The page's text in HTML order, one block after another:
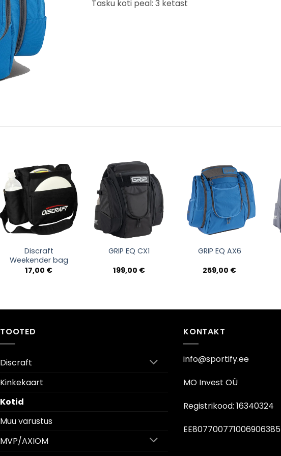
Tasku koti peal: 3 ketast
Discraft
Weekender bag
17,00 €
GRIP EQ CX1
199,00 €
GRIP EQ AX6
259,00 €
TOOTED
Discraft
Kinkekaart
Kotid
Muu varustus
MVP/AXIOM
KONTAKT
info@sportify.ee
MO Invest OÜ
Registrikood: 16340324
EE807700771006906385